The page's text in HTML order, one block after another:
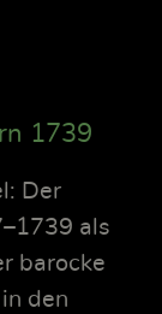
1739
Der
als
barocke
den